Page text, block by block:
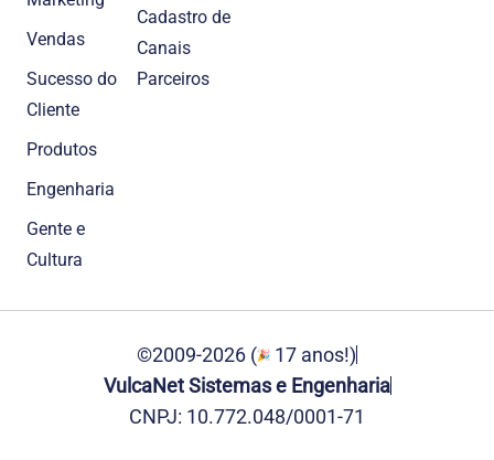
Vendas
Sucesso do
Cliente
Produtos
Engenharia
Gente e
Cultura
Cadastro de
Canais
Parceiros
©2009-2026 (
17 anos!)
VulcaNet Sistemas e Engenharia
CNPJ: 10.772.048/0001-71